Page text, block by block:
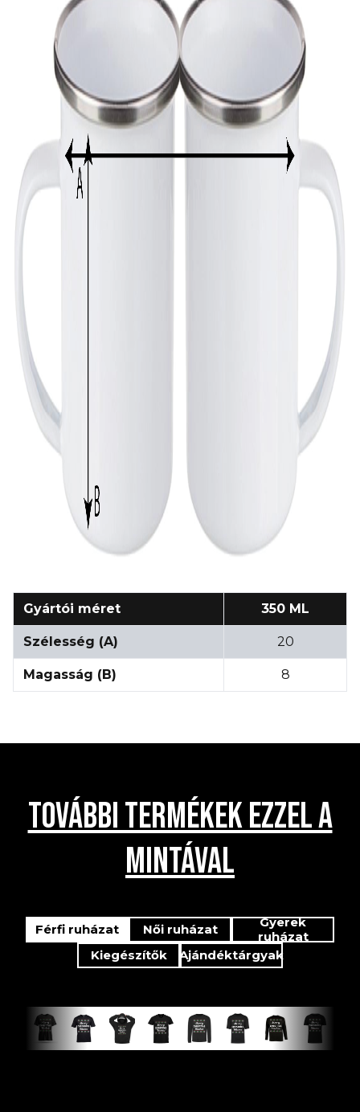
Gyártói méret 350 ML
Szélesség (A) 20
Magasság (B) 8
TOVÁBBI TERMÉKEK EZZEL A
MINTÁVAL
Férfi ruházat Női ruházat
Gyerek
ruházat
Kiegészítők
Ajándéktárgyak